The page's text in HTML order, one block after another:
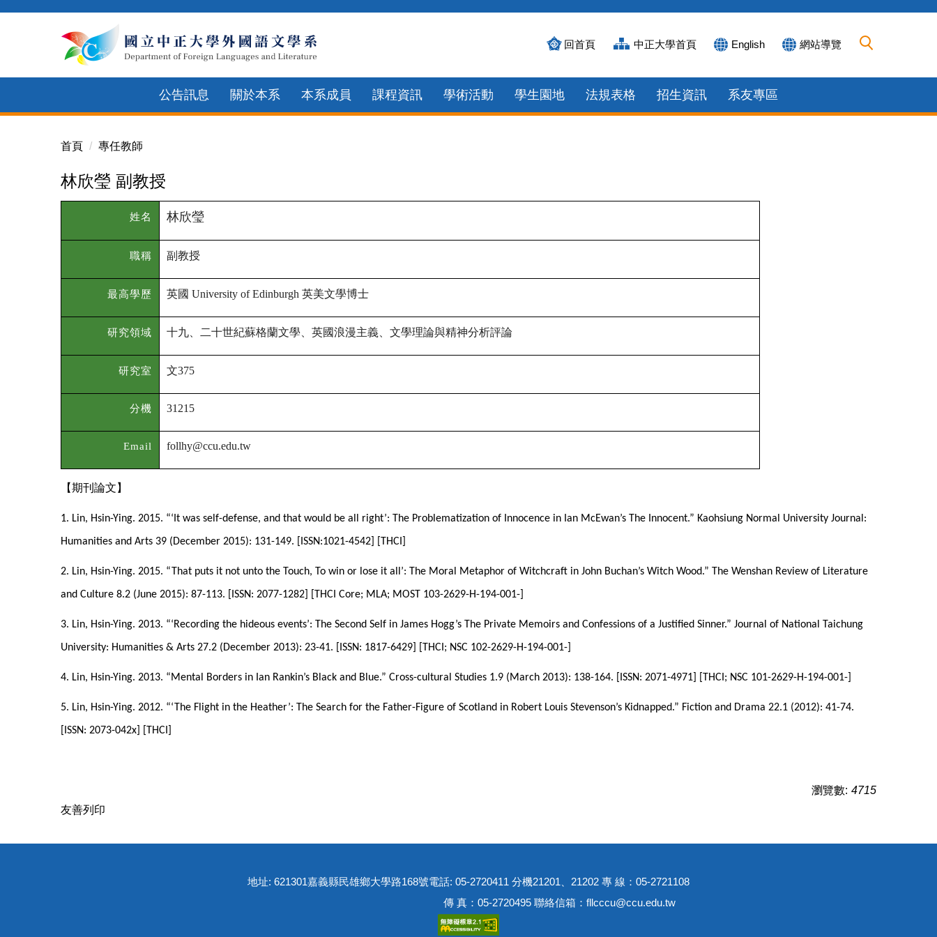
回首頁 中正大學首頁 English 網站導覽
公告訊息 關於本系 本系成員 課程資訊 學術活動 學生園地 法規表格 招生資訊 系友專區
首頁 專任教師
林欣瑩 副教授
姓名 林欣瑩
職稱 副教授
最高學歷 英國 University of Edinburgh 英美文學博士
研究領域 十九、二十世紀蘇格蘭文學、英國浪漫主義、文學理論與精神分析評論
研究室 文375
分機 31215
Email follhy@ccu.edu.tw
【期刊論文】
1. Lin, Hsin-Ying. 2015. “‘It was self-defense, and that would be all right’: The Problematization of Innocence in Ian McEwan’s The Innocent.” Kaohsiung Normal University Journal:
Humanities and Arts 39 (December 2015): 131-149. [ISSN:1021-4542] [THCI]
2. Lin, Hsin-Ying. 2015. “That puts it not unto the Touch, To win or lose it all’: The Moral Metaphor of Witchcraft in John Buchan’s Witch Wood.” The Wenshan Review of Literature
and Culture 8.2 (June 2015): 87-113. [ISSN: 2077-1282] [THCI Core; MLA; MOST 103-2629-H-194-001-]
3. Lin, Hsin-Ying. 2013. “‘Recording the hideous events’: The Second Self in James Hogg’s The Private Memoirs and Confessions of a Justified Sinner.” Journal of National Taichung
University: Humanities & Arts 27.2 (December 2013): 23-41. [ISSN: 1817-6429] [THCI; NSC 102-2629-H-194-001-]
4. Lin, Hsin-Ying. 2013. “Mental Borders in Ian Rankin’s Black and Blue.” Cross-cultural Studies 1.9 (March 2013): 138-164. [ISSN: 2071-4971] [THCI; NSC 101-2629-H-194-001-]
5. Lin, Hsin-Ying. 2012. “‘The Flight in the Heather’: The Search for the Father-Figure of Scotland in Robert Louis Stevenson’s Kidnapped.” Fiction and Drama 22.1 (2012): 41-74.
[ISSN: 2073-042x] [THCI]
瀏覽數: 4715
友善列印
地址: 621301嘉義縣民雄鄉大學路168號電話: 05-2720411 分機21201、21202 專 線：05-2721108
傳 真：05-2720495 聯絡信箱：fllcccu@ccu.edu.tw